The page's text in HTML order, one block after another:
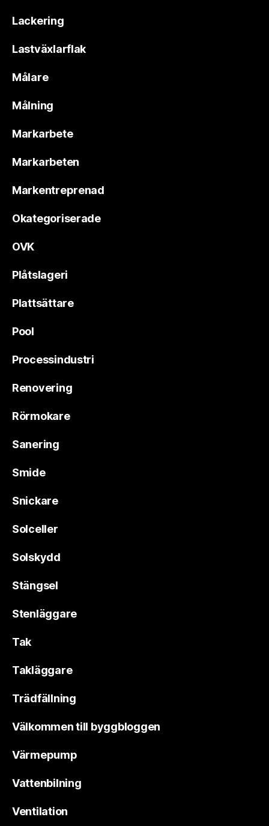
Lackering
Lastväxlarflak
Målare
Målning
Markarbete
Markarbeten
Markentreprenad
Okategoriserade
OVK
Plåtslageri
Plattsättare
Pool
Processindustri
Renovering
Rörmokare
Sanering
Smide
Snickare
Solceller
Solskydd
Stängsel
Stenläggare
Tak
Takläggare
Trädfällning
Välkommen till byggbloggen
Värmepump
Vattenbilning
Ventilation